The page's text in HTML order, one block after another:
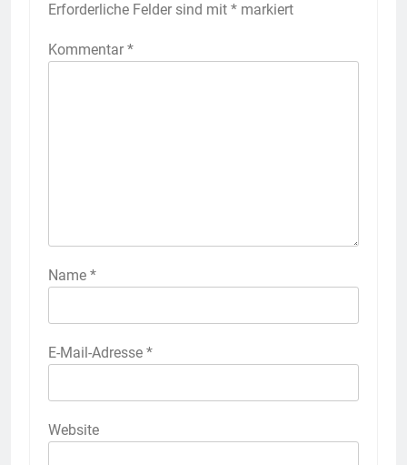
Erforderliche Felder sind mit * markiert
Kommentar *
Name *
E-Mail-Adresse *
Website